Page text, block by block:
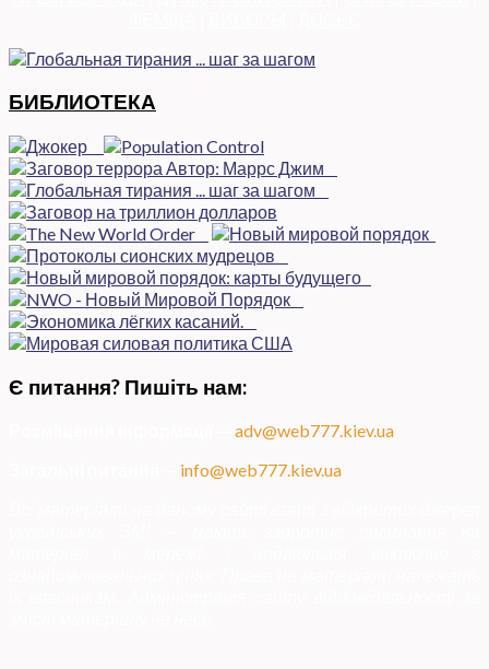
БИБЛИОТЕКА
Є питання? Пишіть нам:
adv@web777.kiev.ua
info@web777.kiev.ua